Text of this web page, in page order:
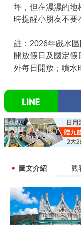
坪，但在濕濕的地
時提醒小朋友不要
註：2026年戲水
開放假日及國定假
外每日開放；噴水
圖文介紹 觀